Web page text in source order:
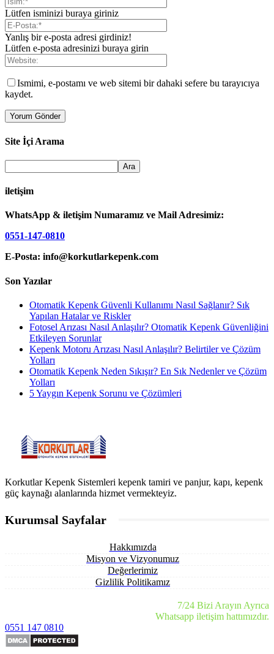
Lütfen isminizi buraya giriniz
Yanlış bir e-posta adresi girdiniz!
Lütfen e-posta adresinizi buraya girin
Ismimi, e-postamı ve web sitemi bir dahaki sefere bu tarayıcıya
kaydet.
Site İçi Arama
iletişim
WhatsApp & iletişim Numaramız ve Mail Adresimiz:
0551-147-0810
E-Posta: info@korkutlarkepenk.com
Son Yazılar
Otomatik Kepenk Güvenli Kullanımı Nasıl Sağlanır? Sık
Yapılan Hatalar ve Riskler
Fotosel Arızası Nasıl Anlaşılır? Otomatik Kepenk Güvenliğini
Etkileyen Sorunlar
Kepenk Motoru Arızası Nasıl Anlaşılır? Belirtiler ve Çözüm
Yolları
Otomatik Kepenk Neden Sıkışır? En Sık Nedenler ve Çözüm
Yolları
5 Yaygın Kepenk Sorunu ve Çözümleri
Korkutlar Kepenk Sistemleri kepenk tamiri ve panjur, kapı, kepenk
güç kaynağı alanlarında hizmet vermekteyiz.
Kurumsal Sayfalar
Hakkımızda
Misyon ve Vizyonumuz
Değerlerimiz
Gizlilik Politikamız
7/24 Bizi Arayın Ayrıca
Whatsapp iletişim hattımızdır.
0551 147 0810